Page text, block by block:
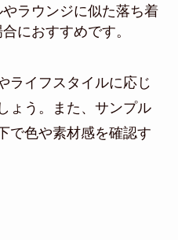
ラウンジに似た落ち着
におすすめです。
ライフスタイルに応じ
ょう。また、サンプル
で色や素材感を確認す